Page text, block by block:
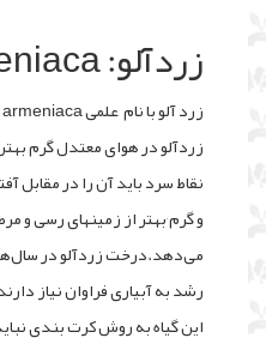
زردآلو: Prunus armeniaca
زردآلو در هوای معتدل گرم
نقاط سرد باید آن را در مقابل
و گرم٬بهتر از زمینهای رسی و
می‌دهد.درخت زردآلو در
رشد به آبیاری فراوان نیاز
این گیاه به روش کرت بندی